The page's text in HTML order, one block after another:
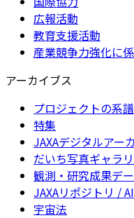
広報活動
教育支援活動
産業競争力強化に
アーカイブス
プロジェクトの系譜
特集
JAXAデジタルアー
だいち写真ギャラ
観測・研究成果デ
JAXAリポジトリ /
宇宙法